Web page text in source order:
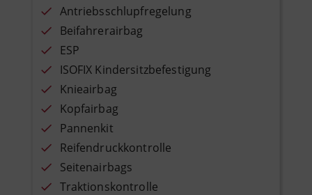
Antriebsschlupfregelung
Beifahrerairbag
ESP
ISOFIX Kindersitzbefestigung
Knieairbag
Kopfairbag
Pannenkit
Reifendruckkontrolle
Seitenairbags
Traktionskontrolle